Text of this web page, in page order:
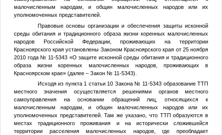
малочисленным народам, и общин малочисленных народов или их
уполномоченных представителей.
Правовые основы организации и обеспечения защиты исконной
среды обитания и традиционного образа жизни коренных малочисленных
народов Российской Федерации, проживающих на территории
Красноярского края установлены Законом Красноярского края от 25 ноября
2010 года № 11-5343 «О защите исконной среды обитания и традиционного
образа жизни коренных малочисленных народов, проживающих в
Красноярском крае» (далее – Закон № 11-5343).
Исходя из пункта 1 статьи 10 Закона № 11-5343 образование ТТП
местного значения осуществляется решениями органов местного
самоуправления на основании обращений лиц, относящихся к
малочисленным народам, и общин малочисленных народов или их
уполномоченных представителей. Там же указано, что ТТП образуются в
местах традиционного проживания и на исторически сложившейся
территории расселения малочисленных народов, где преобладает